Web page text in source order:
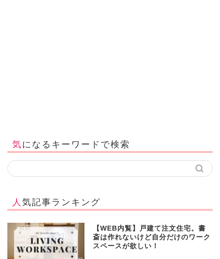
気になるキーワードで検索
人気記事ランキング
【WEB内覧】戸建て注文住宅。書
斎は作れないけど自分だけのワーク
スペースが欲しい！